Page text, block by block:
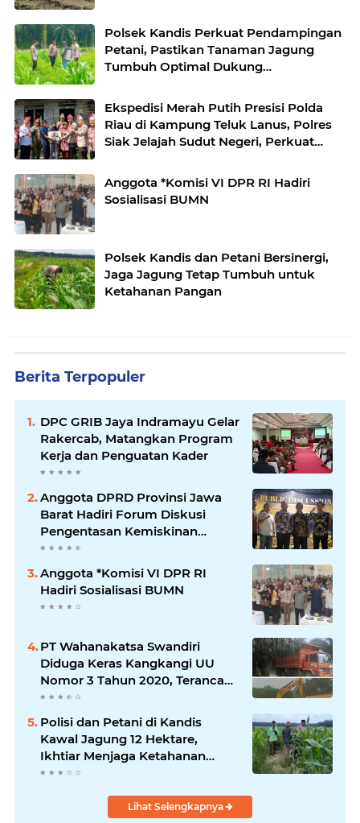
Polsek Kandis Perkuat Pendampingan
Petani, Pastikan Tanaman Jagung
Tumbuh Optimal Dukung
Ekspedisi Merah Putih Presisi Polda
Riau di Kampung Teluk Lanus, Polres
Siak Jelajah Sudut Negeri, Perkuat
81,Hadirkan Senyuman
Anggota *Komisi VI DPR RI Hadiri
Sosialisasi BUMN
Polsek Kandis dan Petani Bersinergi,
Jaga Jagung Tetap Tumbuh untuk
Ketahanan Pangan
Berita Terpopuler
DPC GRIB Jaya Indramayu Gelar
Rakercab, Matangkan Program
Kerja dan Penguatan Kader
Anggota DPRD Provinsi Jawa
Barat Hadiri Forum Diskusi
Pengentasan Kemiskinan
Bersama LPK Trisakti
Anggota *Komisi VI DPR RI
Hadiri Sosialisasi BUMN
PT Wahanakatsa Swandiri
Diduga Keras Kangkangi UU
Nomor 3 Tahun 2020, Terancam
Pidana Dan Denda
Polisi dan Petani di Kandis
Kawal Jagung 12 Hektare,
Ikhtiar Menjaga Ketahanan
Pangan
Lihat Selengkapnya